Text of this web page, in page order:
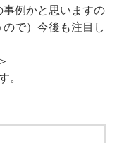
例かと思いますの
で）今後も注目し
。